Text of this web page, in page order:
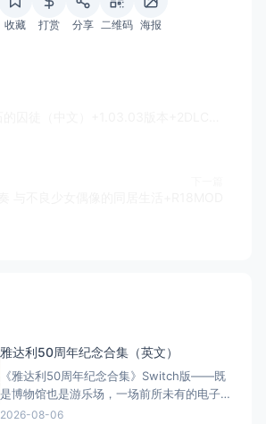
收藏 打赏 分享 二维码 海报
雅达利50周年纪念合集（英文）
《雅达利50周年纪念合集》Switch版——既
是博物馆也是游乐场，一场前所未有的电子
游戏互动之旅 游戏类型：其他特色类型（怀
2026-08-06